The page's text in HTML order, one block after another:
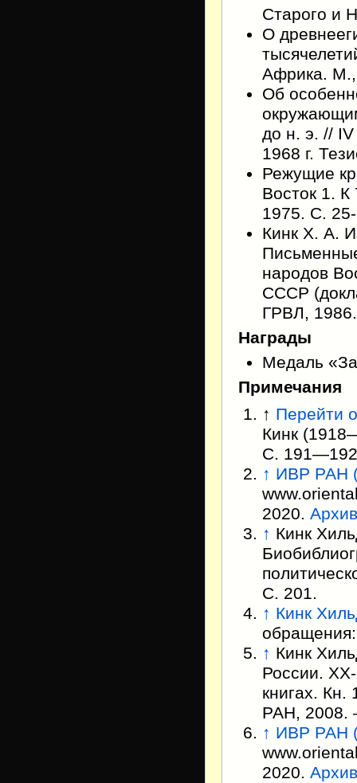
Старого и
О
Африка.
Об
до н. э. //
1968 г.
Режущие
Восток 1.
1975. С.
Кинк Х. А.
народов
СССР
ГРВЛ,
Награды
Медаль
Примечания
↑ Перейти
Кинк
С.
↑ ИВР РАН
2020.
↑ Кинк
С. 201.
↑ Кинк
↑ Кинк
России.
книгах.
РАН,
↑ ИВР РАН
2020.